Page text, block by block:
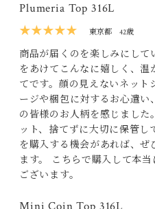
Plumeria Top 316L
★★★★★
東京都 42歳
商品が届くのを楽しみにし
をあけてこんなに嬉しく、
てです。顔の見えないネット
ージや梱包に対するお心遣
の皆様のお人柄を感じました
ット、捨てずに大切に保管
を購入する機会があれば、
ます。 こちらで購入して本
ございます。